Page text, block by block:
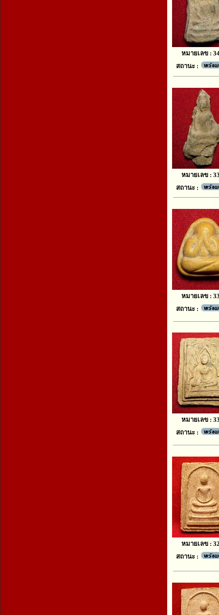
หมายเลข :
สถานะ :
หมายเลข :
สถานะ :
หมายเลข :
สถานะ :
หมายเลข :
สถานะ :
หมายเลข :
สถานะ :